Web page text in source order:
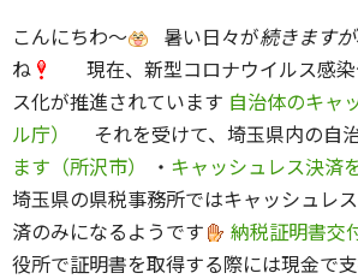
こんにちわ～ 暑い日々が続きますが
ね
現在、新型コロナウイルス感染
ス化が推進されています 自治体のキャ
ル庁）
それを受けて、埼玉県内の自
ます（所沢市）
・ キャッシュレス決済
埼玉県の県税事務所ではキャッシュレ
済のみになるようです
納税証明書交
役所で証明書を取得する際には現金で